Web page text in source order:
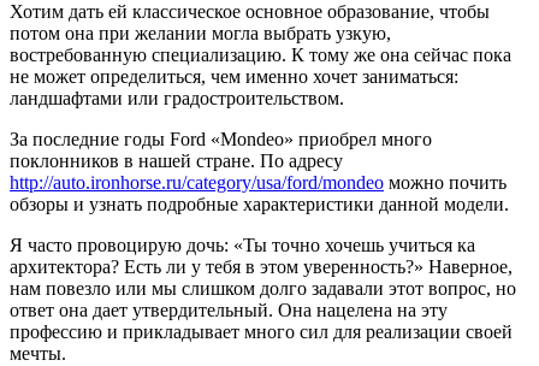
Хотим дать ей клас­сическое основное образова­ние, чтобы
потом она при же­лании могла выбрать узкую,
востребованную специали­зацию. К тому же она сейчас пока
не может определиться, чем именно хочет заниматься:
ландшафтами или градострои­тельством.
За последние годы Ford «Mondeo» приобрел много
поклонников в нашей стране. По адресу
http://auto.ironhorse.ru/category/usa/ford/mondeo можно почить
обзоры и узнать подробные характеристики данной модели.
Я часто провоцирую дочь: «Ты точно хочешь учить­ся ка
архитектора? Есть ли у тебя в этом уверенность?» Наверное,
нам повезло или мы слишком долго задавали этот вопрос, но
ответ она дает утвердительный. Она наце­лена на эту
профессию и при­кладывает много сил для реа­лизации своей
мечты.